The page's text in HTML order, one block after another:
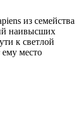
из семейства
наивысших
к светлой
место